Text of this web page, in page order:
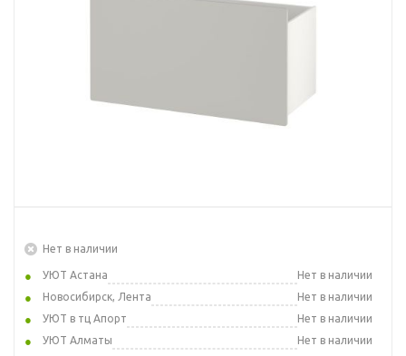
Нет в наличии
УЮТ Астана
Нет в наличии
Новосибирск, Лента
Нет в наличии
УЮТ в тц Апорт
Нет в наличии
УЮТ Алматы
Нет в наличии